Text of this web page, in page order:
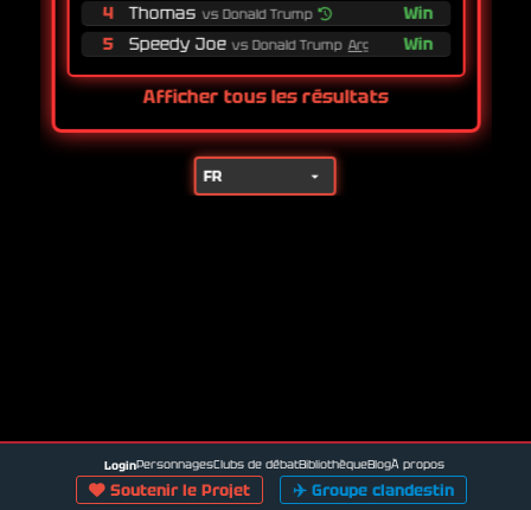
Lang
4
Thomas vs Donald Trump
Win
5
Speedy Joe vs Donald Trump Argumentessa...
Win
Afficher tous les résultats
LoginPersonnagesClubs de débatBibliothèqueBlogÀ propos
Soutenir le Projet ✈️ Groupe clandestin